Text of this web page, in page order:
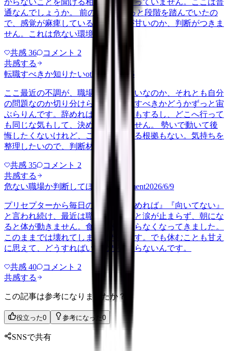
からないことを聞ける相手も日によっていません。ここは普
通なんでしょうか。 前の職場はもっと段階を踏んでいたの
で、感覚が麻痺しているのか自分が甘いのか、判断がつきま
せん。これは危ない環境なのか…
共感 36 コメント 2
共感する
転職すべきか知りたいother 2026/6/26
ここ最近の不調が、職場の環境のせいなのか、それとも自分
の問題なのか切り分けられず、転職すべきかどうかずっと宙
ぶらりんです。辞めれば楽になる気もするし、どこへ行って
も同じな気もして、決め手がありません。 勢いで動いて後
悔したくないけれど、このまま留まる根拠もない。気持ちを
整理したいので、判断材料の集…
共感 35 コメント 2
共感する
危ない職場か判断してほしい
harassment2026/6/9
プリセプターから毎日のように『辞めれば』『向いてない』
と言われ続け、最近は職場が近づくと涙が止まらず、朝にな
ると体が動きません。食事も喉を通らなくなってきました。
このままでは壊れてしまう気がします。でも休むことも甘え
に思えて、どうすればいいのか分からないんです。
共感 40 コメント 2
共感する
この記事は参考になりましたか？
役立った0 参考になった0
SNSで共有